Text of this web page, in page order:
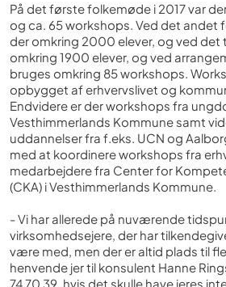
På det første folkemøde i 2017 var
og ca. 65 workshops. Ved det andet
der omkring 2000 elever, og ved det
omkring 1900 elever, og ved
bruges omkring 85 workshops.
opbygget af erhvervslivet og
Endvidere er der workshops fra
Vesthimmerlands Kommune samt
uddannelser fra f.eks. UCN og
med at koordinere workshops fra
medarbejdere fra Center for
(CKA) i Vesthimmerlands Kommune.
- Vi har allerede på nuværende
virksomhedsejere, der har
være med, men der er altid plads til
henvende jer til konsulent Hanne
74 70 39, hvis det skulle have jeres